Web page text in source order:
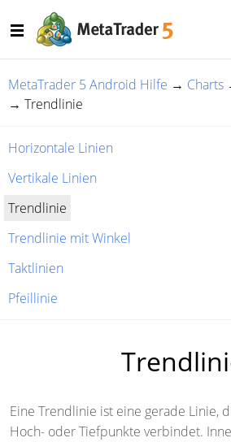
MetaTrader 5 Android Hilfe → Charts
→ Trendlinie
Horizontale Linien
Vertikale Linien
Trendlinie
Trendlinie mit Winkel
Taktlinien
Pfeillinie
Eine Trendlinie ist eine gerade Linie,
Hoch- oder Tiefpunkte verbindet.